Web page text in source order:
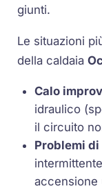
giunti.
Le situazioni
della caldaia
Calo
idraulico
il circuito
Problemi
accensione